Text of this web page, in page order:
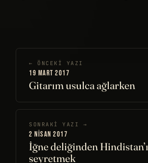
← ÖNCEKI YAZI
19 MART 2017
Gitarım usulca ağlarken
SONRAKI YAZI →
2 NISAN 2017
İğne deliğinden Hindistan’ı
seyretmek